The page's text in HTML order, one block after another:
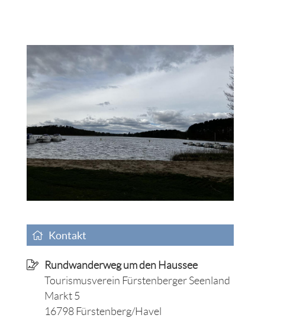
Kontakt
Rundwanderweg um den Haussee
Tourismusverein Fürstenberger Seenland
Markt 5
16798 Fürstenberg/Havel